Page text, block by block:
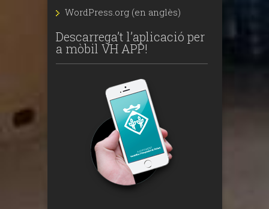
WordPress.org (en anglès)
Descarrega’t l’aplicació per
a mòbil VH APP!